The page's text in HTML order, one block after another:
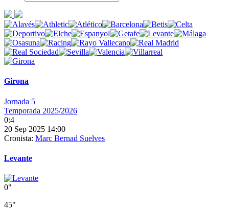
Girona
Jornada 5
Temporada 2025/2026
0:4
20 Sep 2025 14:00
Cronista: Marc Bernad Suelves
Levante
0"
45"